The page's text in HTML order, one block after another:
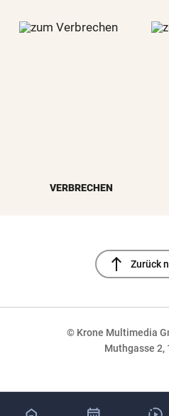
VERBRECHEN
north Zurück
© Krone Multimedia
Muthgasse 2,
NaN%